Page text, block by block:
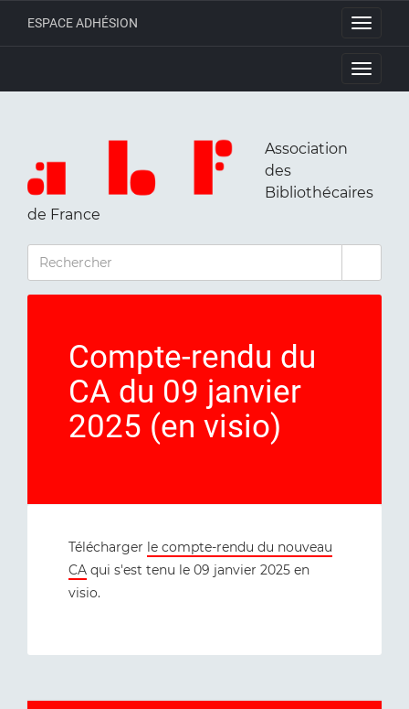
Toggle
ESPACE ADHÉSION
Toggle
Association
des
Bibliothécaires
de France
RECHERCHER
Compte-rendu du
CA du 09 janvier
2025 (en visio)
Télécharger le compte-rendu du nouveau
CA qui s'est tenu le 09 janvier 2025 en
visio.